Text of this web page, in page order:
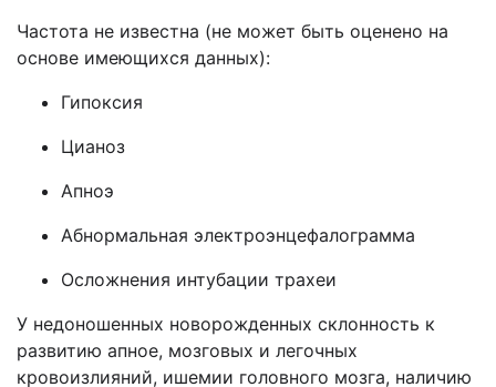
Частота не известна (не может быть оценено на
основе имеющихся данных):
Гипоксия
Цианоз
Апноэ
Абнормальная электроэнцефалограмма
Осложнения интубации трахеи
У недоношенных новорожденных склонность к
развитию апное, мозговых и легочных
кровоизлияний, ишемии головного мозга, наличию